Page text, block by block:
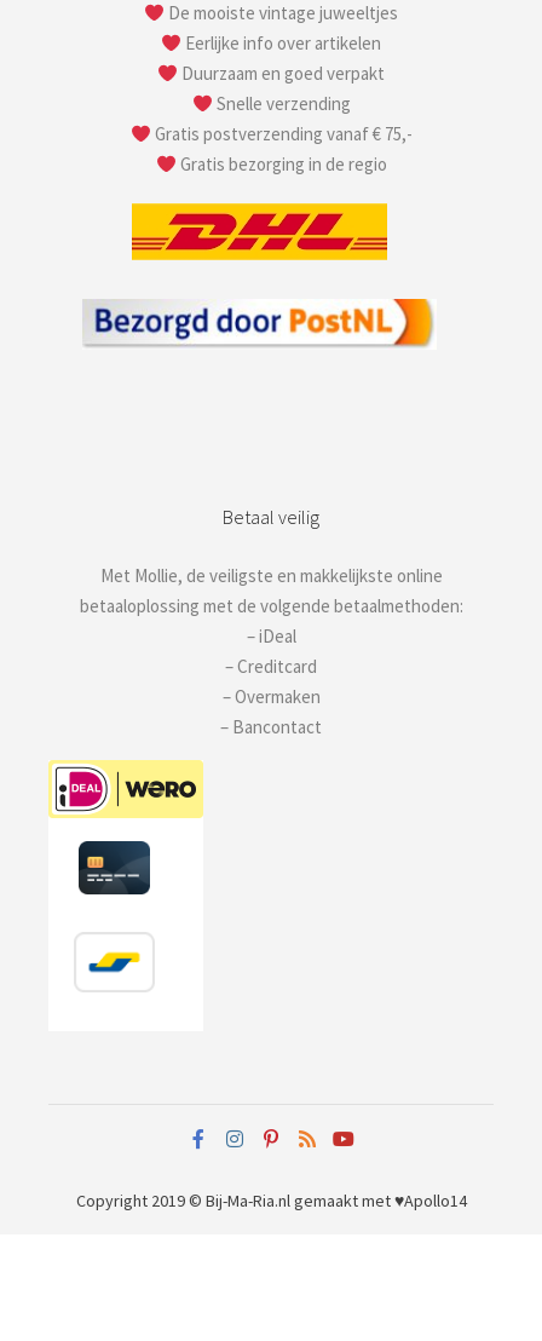
De mooiste vintage juweeltjes
Eerlijke info over artikelen
Duurzaam en goed verpakt
Snelle verzending
Gratis postverzending vanaf € 75,-
Gratis bezorging in de regio
Betaal veilig
Met Mollie, de veiligste en makkelijkste online
betaaloplossing met de volgende betaalmethoden:
– iDeal
– Creditcard
– Overmaken
– Bancontact
Copyright 2019 © Bij-Ma-Ria.nlgemaakt met ♥Apollo14